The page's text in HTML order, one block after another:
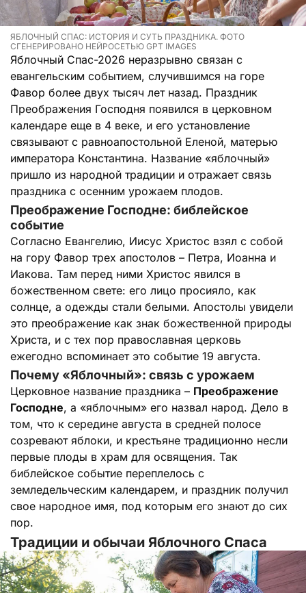
ЯБЛОЧНЫЙ СПАС: ИСТОРИЯ И СУТЬ ПРАЗДНИКА. ФОТО
СГЕНЕРИРОВАНО НЕЙРОСЕТЬЮ GPT IMAGES
Яблочный Спас-2026 неразрывно связан с
евангельским событием, случившимся на горе
Фавор более двух тысяч лет назад. Праздник
Преображения Господня появился в церковном
календаре еще в 4 веке, и его установление
связывают с равноапостольной Еленой, матерью
императора Константина. Название «яблочный»
пришло из народной традиции и отражает связь
праздника с осенним урожаем плодов.
Преображение Господне: библейское
событие
Согласно Евангелию, Иисус Христос взял с собой
на гору Фавор трех апостолов – Петра, Иоанна и
Иакова. Там перед ними Христос явился в
божественном свете: его лицо просияло, как
солнце, а одежды стали белыми. Апостолы увидели
это преображение как знак божественной природы
Христа, и с тех пор православная церковь
ежегодно вспоминает это событие 19 августа.
Почему «Яблочный»: связь с урожаем
Церковное название праздника – Преображение
Господне, а «яблочным» его назвал народ. Дело в
том, что к середине августа в средней полосе
созревают яблоки, и крестьяне традиционно несли
первые плоды в храм для освящения. Так
библейское событие переплелось с
земледельческим календарем, и праздник получил
свое народное имя, под которым его знают до сих
пор.
Традиции и обычаи Яблочного Спаса